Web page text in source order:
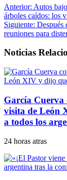
Anterior: Autos
árboles caídos: los
Siguiente: Después
reuniones para
Noticias
García Cuerva
visita de León
a todos los
24 horas atras